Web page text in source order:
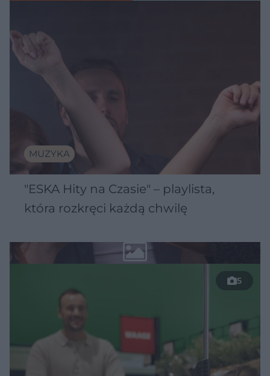
MUZYKA
"ESKA Hity na Czasie" – playlista,
która rozkręci każdą chwilę
5